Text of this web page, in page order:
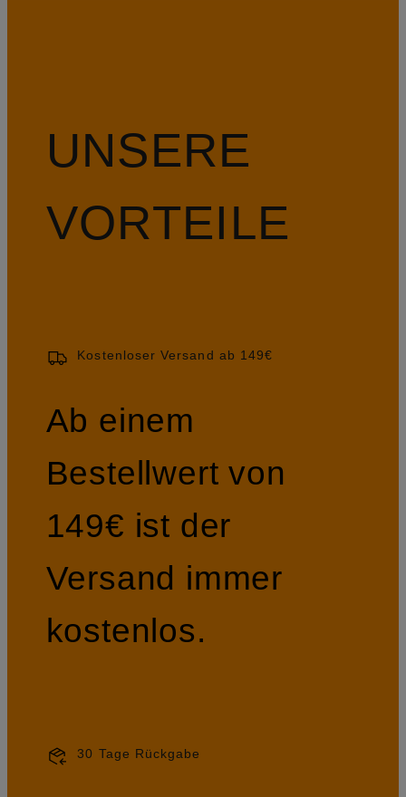
UNSERE
VORTEILE
Kostenloser Versand ab 149€
Ab einem
Bestellwert von
149€ ist der
Versand immer
kostenlos.
30 Tage Rückgabe